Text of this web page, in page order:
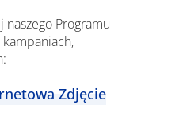
Programu
Zdjęcie